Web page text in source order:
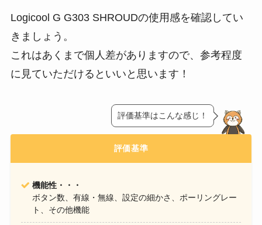
Logicool G G303 SHROUDの使用感を確認してい
きましょう。
これはあくまで個人差がありますので、参考程度
に見ていただけるといいと思います！
評価基準はこんな感じ！
評価基準
機能性・・・
ボタン数、有線・無線、設定の細かさ、ポーリングレー
ト、その他機能